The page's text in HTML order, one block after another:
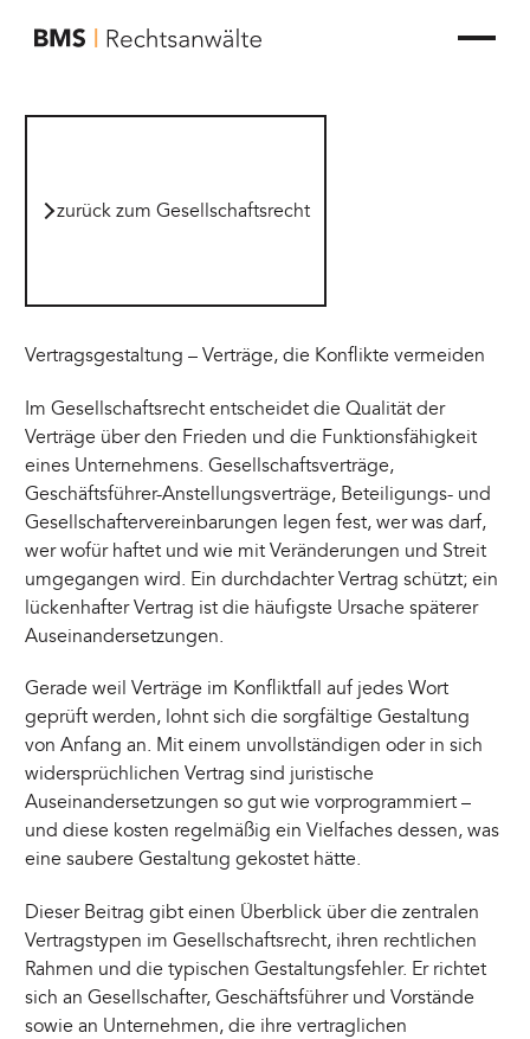
zur Startseite von BMS Rechtsanwälte
zurück zum Gesellschaftsrecht
Vertragsgestaltung – Verträge, die Konflikte vermeiden
Im Gesellschaftsrecht entscheidet die Qualität der
Verträge über den Frieden und die Funktionsfähigkeit
eines Unternehmens. Gesellschaftsverträge,
Geschäftsführer-Anstellungsverträge, Beteiligungs- und
Gesellschaftervereinbarungen legen fest, wer was darf,
wer wofür haftet und wie mit Veränderungen und Streit
umgegangen wird. Ein durchdachter Vertrag schützt; ein
lückenhafter Vertrag ist die häufigste Ursache späterer
Auseinandersetzungen.
Gerade weil Verträge im Konfliktfall auf jedes Wort
geprüft werden, lohnt sich die sorgfältige Gestaltung
von Anfang an. Mit einem unvollständigen oder in sich
widersprüchlichen Vertrag sind juristische
Auseinandersetzungen so gut wie vorprogrammiert –
und diese kosten regelmäßig ein Vielfaches dessen, was
eine saubere Gestaltung gekostet hätte.
Dieser Beitrag gibt einen Überblick über die zentralen
Vertragstypen im Gesellschaftsrecht, ihren rechtlichen
Rahmen und die typischen Gestaltungsfehler. Er richtet
sich an Gesellschafter, Geschäftsführer und Vorstände
sowie an Unternehmen, die ihre vertraglichen